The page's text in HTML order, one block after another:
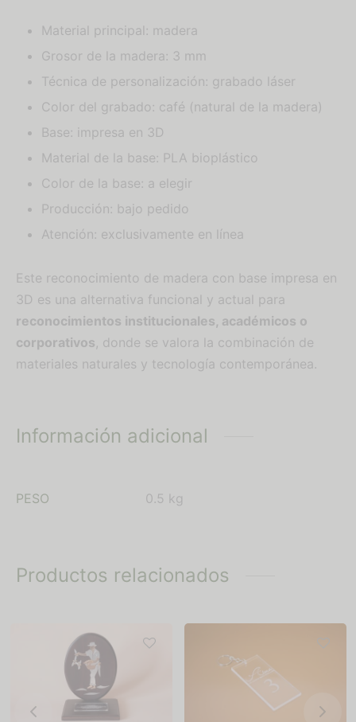
Material principal: madera
Grosor de la madera: 3 mm
Técnica de personalización: grabado láser
Color del grabado: café (natural de la madera)
Base: impresa en 3D
Material de la base: PLA bioplástico
Color de la base: a elegir
Producción: bajo pedido
Atención: exclusivamente en línea
Este reconocimiento de madera con base impresa en
3D es una alternativa funcional y actual para
reconocimientos institucionales, académicos o
corporativos, donde se valora la combinación de
materiales naturales y tecnología contemporánea.
Información adicional
PESO 0.5 kg
Productos relacionados